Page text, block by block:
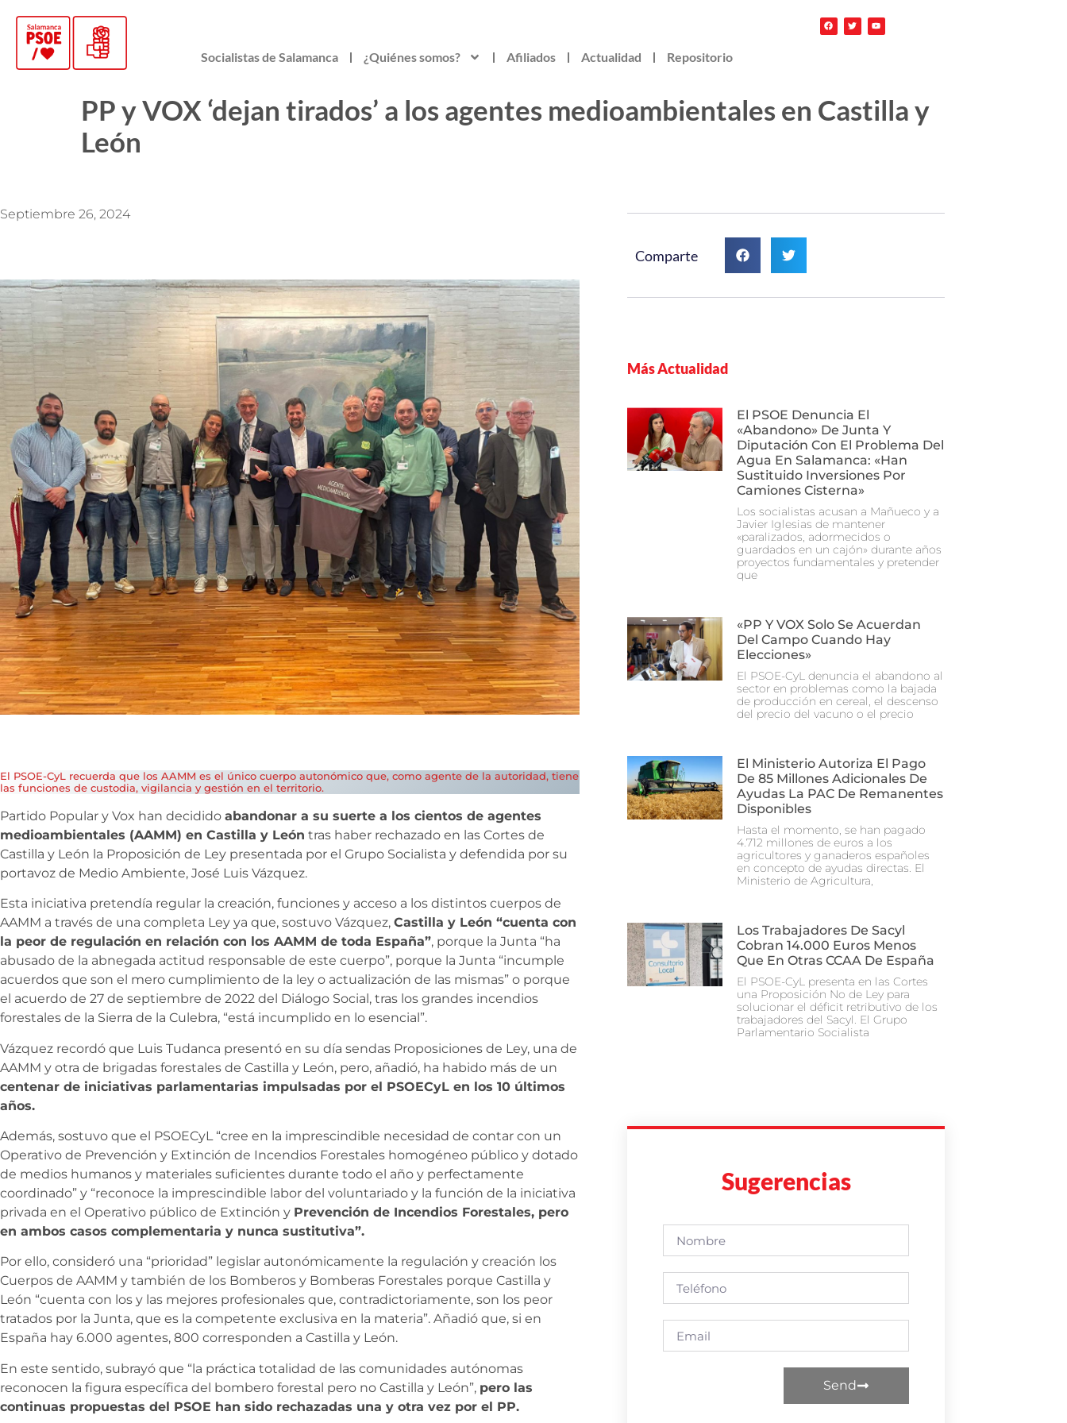
Socialistas de Salamanca ¿Quiénes somos? Afiliados Actualidad Repositorio
PP y VOX ‘dejan tirados’ a los agentes medioambientales en Castilla y
León
Septiembre 26, 2024
El PSOE-CyL recuerda que los AAMM es el único cuerpo autonómico que, como agente de la autoridad, tiene
las funciones de custodia, vigilancia y gestión en el territorio.
Partido Popular y Vox han decidido abandonar a su suerte a los cientos de agentes
medioambientales (AAMM) en Castilla y León tras haber rechazado en las Cortes de
Castilla y León la Proposición de Ley presentada por el Grupo Socialista y defendida por su
portavoz de Medio Ambiente, José Luis Vázquez.
Esta iniciativa pretendía regular la creación, funciones y acceso a los distintos cuerpos de
AAMM a través de una completa Ley ya que, sostuvo Vázquez, Castilla y León “cuenta con
la peor de regulación en relación con los AAMM de toda España”, porque la Junta “ha
abusado de la abnegada actitud responsable de este cuerpo”, porque la Junta “incumple
acuerdos que son el mero cumplimiento de la ley o actualización de las mismas” o porque
el acuerdo de 27 de septiembre de 2022 del Diálogo Social, tras los grandes incendios
forestales de la Sierra de la Culebra, “está incumplido en lo esencial”.
Vázquez recordó que Luis Tudanca presentó en su día sendas Proposiciones de Ley, una de
AAMM y otra de brigadas forestales de Castilla y León, pero, añadió, ha habido más de un
centenar de iniciativas parlamentarias impulsadas por el PSOECyL en los 10 últimos
años.
Además, sostuvo que el PSOECyL “cree en la imprescindible necesidad de contar con un
Operativo de Prevención y Extinción de Incendios Forestales homogéneo público y dotado
de medios humanos y materiales suficientes durante todo el año y perfectamente
coordinado” y “reconoce la imprescindible labor del voluntariado y la función de la iniciativa
privada en el Operativo público de Extinción y Prevención de Incendios Forestales, pero
en ambos casos complementaria y nunca sustitutiva”.
Por ello, consideró una “prioridad” legislar autonómicamente la regulación y creación los
Cuerpos de AAMM y también de los Bomberos y Bomberas Forestales porque Castilla y
León “cuenta con los y las mejores profesionales que, contradictoriamente, son los peor
tratados por la Junta, que es la competente exclusiva en la materia”. Añadió que, si en
España hay 6.000 agentes, 800 corresponden a Castilla y León.
En este sentido, subrayó que “la práctica totalidad de las comunidades autónomas
reconocen la figura específica del bombero forestal pero no Castilla y León”, pero las
continuas propuestas del PSOE han sido rechazadas una y otra vez por el PP.
Comparte
Más Actualidad
El PSOE Denuncia El
«abandono» De Junta Y
Diputación Con El Problema Del
Agua En Salamanca: «Han
Sustituido Inversiones Por
Camiones Cisterna»
Los socialistas acusan a Mañueco y a
Javier Iglesias de mantener
«paralizados, adormecidos o
guardados en un cajón» durante años
proyectos fundamentales y pretender
que
«PP Y VOX Solo Se Acuerdan
Del Campo Cuando Hay
Elecciones»
El PSOE-CyL denuncia el abandono al
sector en problemas como la bajada
de producción en cereal, el descenso
del precio del vacuno o el precio
El Ministerio Autoriza El Pago
De 85 Millones Adicionales De
Ayudas La PAC De Remanentes
Disponibles
Hasta el momento, se han pagado
4.712 millones de euros a los
agricultores y ganaderos españoles
en concepto de ayudas directas. El
Ministerio de Agricultura,
Los Trabajadores De Sacyl
Cobran 14.000 Euros Menos
Que En Otras CCAA De España
El PSOE-CyL presenta en las Cortes
una Proposición No de Ley para
solucionar el déficit retributivo de los
trabajadores del Sacyl. El Grupo
Parlamentario Socialista
Sugerencias
Send